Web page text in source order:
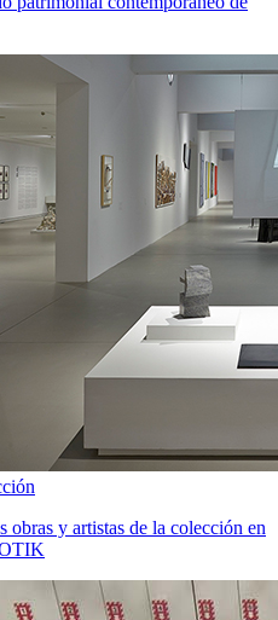
obras y artistas de la colección en